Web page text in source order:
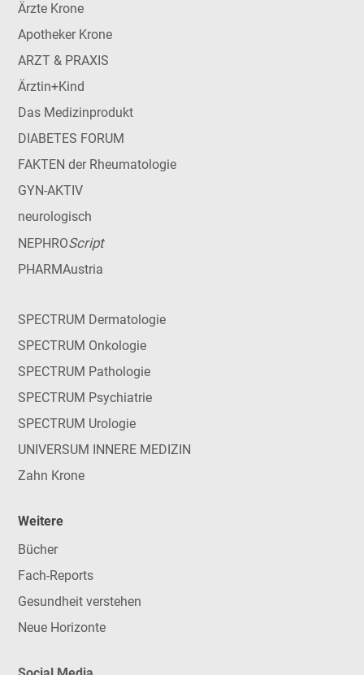
Ärzte Krone
Apotheker Krone
ARZT & PRAXIS
Ärztin+Kind
Das Medizinprodukt
DIABETES FORUM
FAKTEN der Rheumatologie
GYN-AKTIV
neurologisch
NEPHROScript
PHARMAustria
SPECTRUM Dermatologie
SPECTRUM Onkologie
SPECTRUM Pathologie
SPECTRUM Psychiatrie
SPECTRUM Urologie
UNIVERSUM INNERE MEDIZIN
Zahn Krone
Weitere
Bücher
Fach-Reports
Gesundheit verstehen
Neue Horizonte